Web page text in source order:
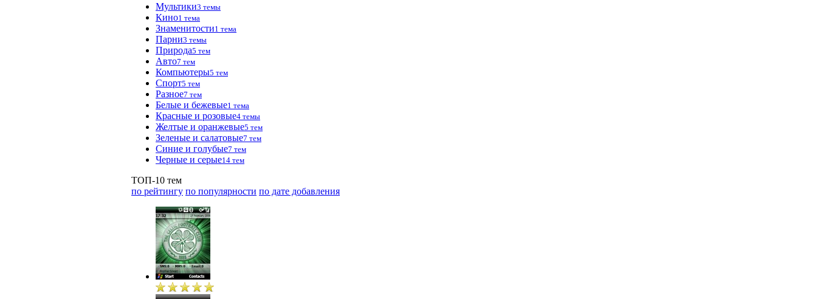
Мультики3 темы
Кино1 тема
Знаменитости1 тема
Парни3 темы
Природа5 тем
Авто7 тем
Компьютеры5 тем
Спорт5 тем
Разное7 тем
Белые и бежевые1 тема
Красные и розовые4 темы
Желтые и оранжевые5 тем
Зеленые и салатовые7 тем
Синие и голубые7 тем
Черные и серые14 тем
ТОП-10 тем
по рейтингу по популярности по дате добавления